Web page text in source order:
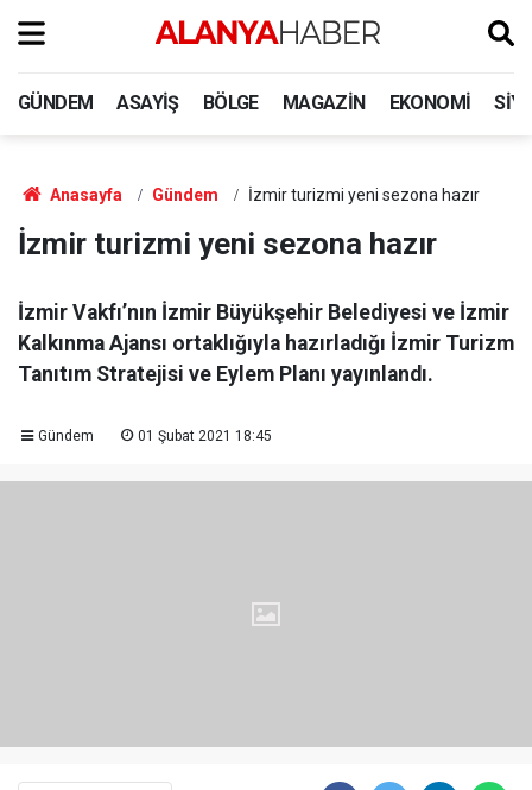
GÜNDEM ASAYIŞ BÖLGE MAGAZIN EKONOMI
Anasayfa Gündem İzmir turizmi yeni sezona hazır
İzmir turizmi yeni sezona hazır
İzmir Vakfı’nın İzmir Büyükşehir Belediyesi ve İzmir
Kalkınma Ajansı ortaklığıyla hazırladığı İzmir Turizm
Tanıtım Stratejisi ve Eylem Planı yayınlandı.
Gündem 01 Şubat 2021 18:45